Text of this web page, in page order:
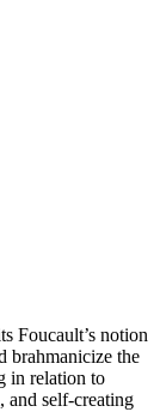
Foucault’s notion
brahmanicize the
in relation to
and self-creating